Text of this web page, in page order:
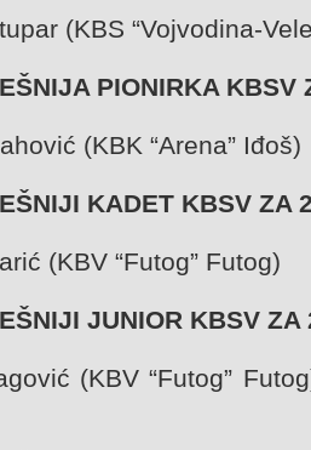
(KBS “Vojvodina-
PIONIRKA
(KBK “Arena” Iđoš)
KADET KBSV ZA
(KBV “Futog” Futog)
JUNIOR KBSV
(KBV “Futog”